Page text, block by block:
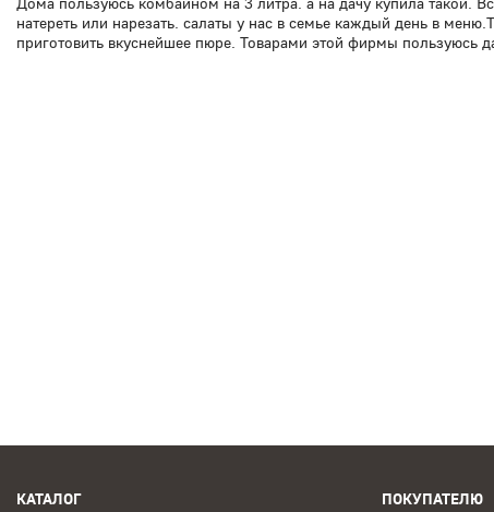
Дома пользуюсь комбайном на 3 литра. а на дачу купила такой.
натереть или нарезать. салаты у нас в семье каждый день в
приготовить вкуснейшее пюре. Товарами этой фирмы пользуюсь
КАТАЛОГ ПОКУПАТЕЛЮ